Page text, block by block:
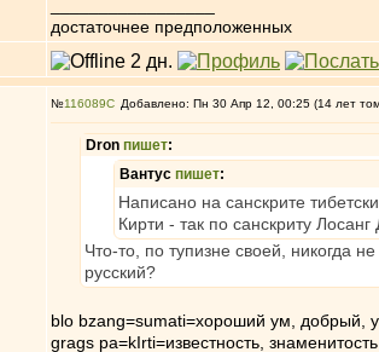
достаточнее предположенных
№116089 Добавлено: Пн 30 Апр 12, 00:25 (14 лет
Dron пишет:
Вантус пишет:
Написано на санскрите
Кирти - так по санскриту
Что-то, по тупизне своей, никогда
русский?
blo bzang=sumati=хороший ум, добрый,
grags pa=kIrti=известность,